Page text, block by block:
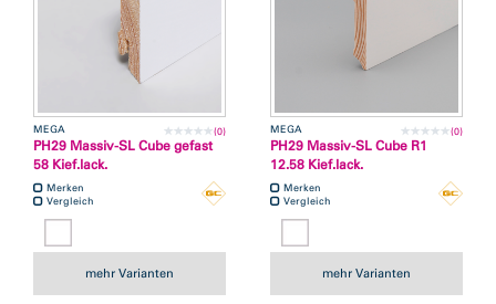
MEGA (0)
PH29 Massiv-SL Cube gefast
58 Kief.lack.
Merken
Vergleich
mehr Varianten
MEGA (0)
PH29 Massiv-SL Cube R1
12.58 Kief.lack.
Merken
Vergleich
mehr Varianten